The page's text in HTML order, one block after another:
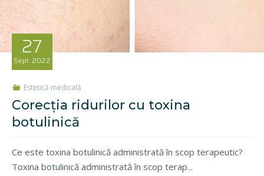
27
Sept. 2022
Estetică medicală
Corecția ridurilor cu toxina
botulinică
Ce este toxina botulinică administrată în scop terapeutic?
Toxina botulinică administrată în scop terap...